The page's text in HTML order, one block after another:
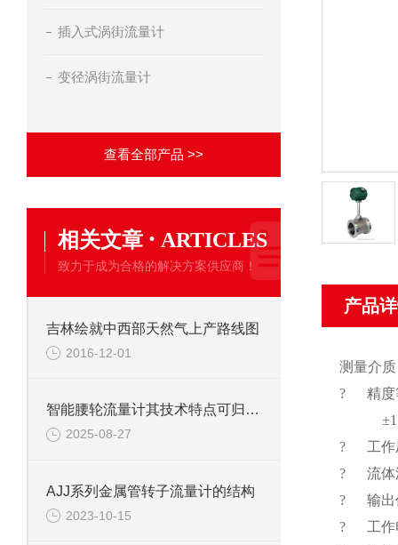
插入式涡街流量计
变径涡街流量计
查看全部产品 >>
相关文章 · ARTICLES
致力于成为合格的解决方案供应商！
吉林绘就中西部天然气上产路线图
2016-12-01
智能腰轮流量计其技术特点可归纳为以下核心优势
2025-08-27
AJJ系列金属管转子流量计的结构
2023-10-15
产品
测量介
? 精度
±1.5%
? 工作
? 流体
? 输出
? 工作